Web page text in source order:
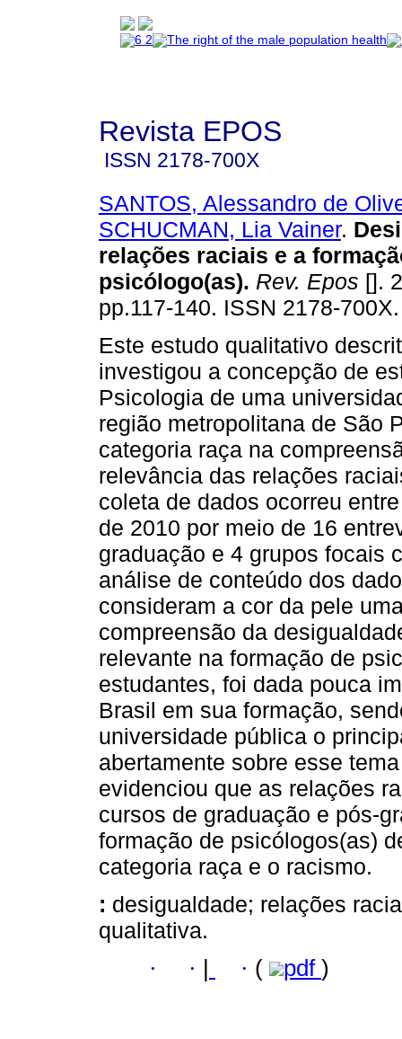
Revista EPOS
ISSN 2178-700X
SANTOS, Alessandro de
SCHUCMAN, Lia Vainer.
relações raciais e a
psicólogo(as). Rev. Epos [].
pp.117-140. ISSN 2178-700X.
Este estudo qualitativo
investigou a concepção de
Psicologia de uma
região metropolitana de São
categoria raça na
relevância das relações
coleta de dados ocorreu
de 2010 por meio de 16
graduação e 4 grupos focais
análise de conteúdo dos
consideram a cor da pele
compreensão da
relevante na formação de
estudantes, foi dada pouca
Brasil em sua formação,
universidade pública o
abertamente sobre esse
evidenciou que as relações
cursos de graduação e pós-
formação de psicólogos(as)
categoria raça e o racismo.
: desigualdade; relações
qualitativa.
· · · ( pdf )